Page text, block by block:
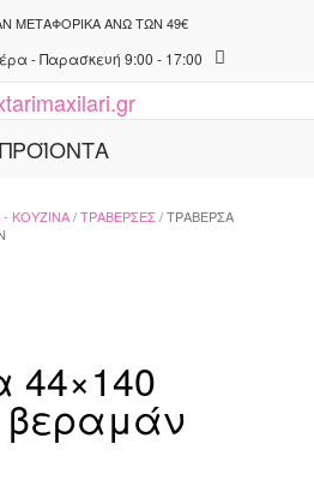
ΜΕΤΑΦΟΡΙΚΆ ΆΝΩ ΤΩΝ 49€
- Παρασκευή 9:00 - 17:00
ΠΡΟΪΟΝΤΑ
- ΚΟΥΖΊΝΑ/ΤΡΑΒΈΡΣΕΣ/ ΤΡΑΒΈΡΣΑ
βεραμάν